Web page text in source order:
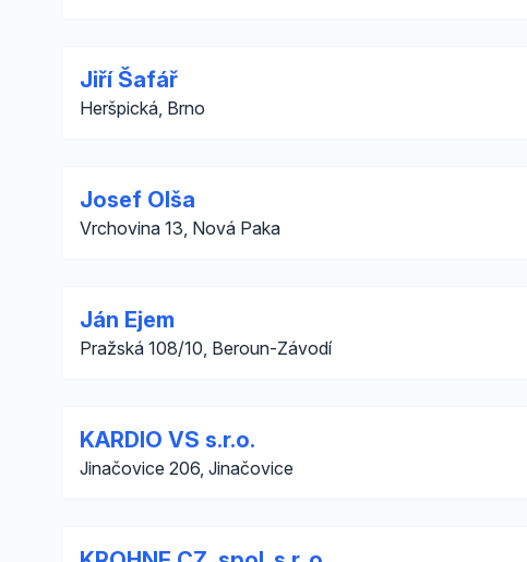
Jiří Šafář
Heršpická, Brno
Josef Olša
Vrchovina 13, Nová Paka
Ján Ejem
Pražská 108/10, Beroun-Závodí
KARDIO VS s.r.o.
Jinačovice 206, Jinačovice